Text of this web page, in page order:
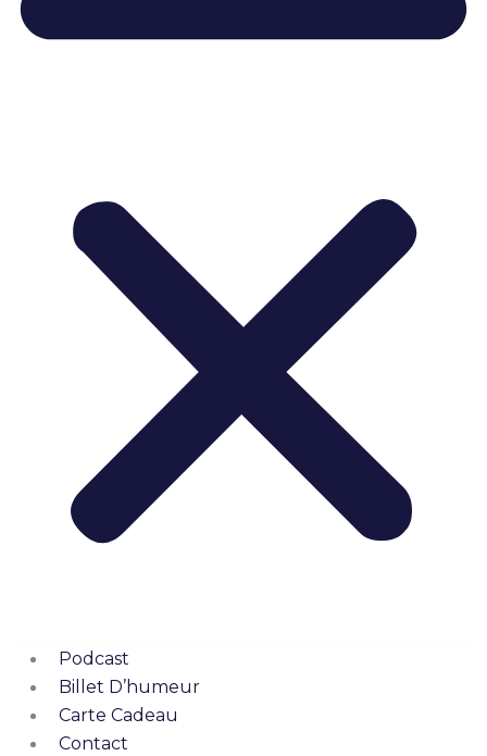
Podcast
Billet D’humeur
Carte Cadeau
Contact